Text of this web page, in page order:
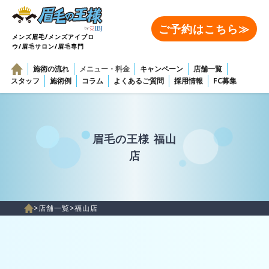
メンズ眉毛/メンズアイブロ
ウ/眉毛サロン/眉毛専門
ご予約はこちら≫
施術の流れ メニュー・料金 キャンペーン
店舗一覧
スタッフ
施術例 コラム よくあるご質問 採用情報 FC募集
眉毛の王様 福山
店
>店舗一覧>福山店